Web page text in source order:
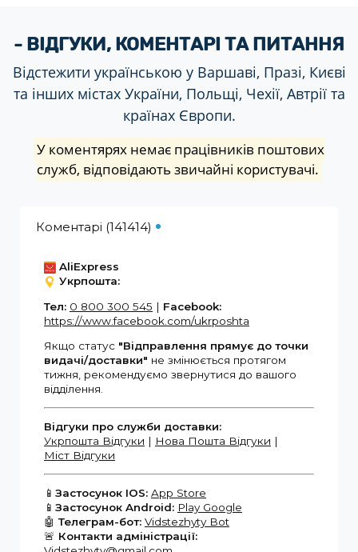
- ВІДГУКИ, КОМЕНТАРІ ТА ПИТАННЯ
Відстежити українською у Варшаві, Празі, Києві
та інших містах України, Польщі, Чехії, Автрії та
країнах Європи.
У коментярях немає працівників поштових
служб, відповідають звичайні користувачі.